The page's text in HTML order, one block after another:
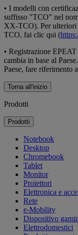
• I modelli con
suffisso "TCO" nel
XX-TCO). Per ulteriori
TCO, fai clic qui (
• Registrazione
cambia in base al
Paese, fare riferimento
Torna all'inizio
Prodotti
Prodotti
Notebook
Desktop
Chromebook
Tablet
Monitor
Proiettori
Elettronica e
Rete
e-Mobility
Dispositivo
Elettrodomestici